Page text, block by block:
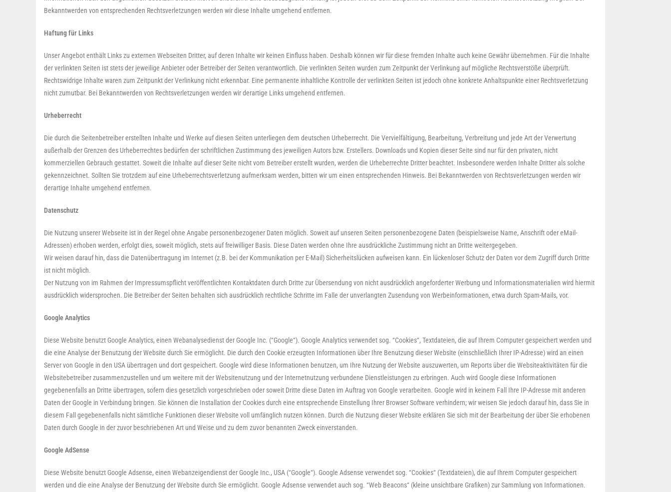
Bekanntwerden von entsprechenden Rechtsverletzungen werden wir diese Inhalte umgehend entfernen.
Haftung für Links
Unser Angebot enthält Links zu externen Webseiten Dritter, auf deren Inhalte wir keinen Einfluss haben. Deshalb können wir für diese fremden Inhalte auch keine Gewähr übernehmen. Für die Inhalte
der verlinkten Seiten ist stets der jeweilige Anbieter oder Betreiber der Seiten verantwortlich. Die verlinkten Seiten wurden zum Zeitpunkt der Verlinkung auf mögliche Rechtsverstöße überprüft.
Rechtswidrige Inhalte waren zum Zeitpunkt der Verlinkung nicht erkennbar. Eine permanente inhaltliche Kontrolle der verlinkten Seiten ist jedoch ohne konkrete Anhaltspunkte einer Rechtsverletzung
nicht zumutbar. Bei Bekanntwerden von Rechtsverletzungen werden wir derartige Links umgehend entfernen.
Urheberrecht
Die durch die Seitenbetreiber erstellten Inhalte und Werke auf diesen Seiten unterliegen dem deutschen Urheberrecht. Die Vervielfältigung, Bearbeitung, Verbreitung und jede Art der Verwertung
außerhalb der Grenzen des Urheberrechtes bedürfen der schriftlichen Zustimmung des jeweiligen Autors bzw. Erstellers. Downloads und Kopien dieser Seite sind nur für den privaten, nicht
kommerziellen Gebrauch gestattet. Soweit die Inhalte auf dieser Seite nicht vom Betreiber erstellt wurden, werden die Urheberrechte Dritter beachtet. Insbesondere werden Inhalte Dritter als solche
gekennzeichnet. Sollten Sie trotzdem auf eine Urheberrechtsverletzung aufmerksam werden, bitten wir um einen entsprechenden Hinweis. Bei Bekanntwerden von Rechtsverletzungen werden wir
derartige Inhalte umgehend entfernen.
Datenschutz
Die Nutzung unserer Webseite ist in der Regel ohne Angabe personenbezogener Daten möglich. Soweit auf unseren Seiten personenbezogene Daten (beispielsweise Name, Anschrift oder eMail-
Adressen) erhoben werden, erfolgt dies, soweit möglich, stets auf freiwilliger Basis. Diese Daten werden ohne Ihre ausdrückliche Zustimmung nicht an Dritte weitergegeben.
Wir weisen darauf hin, dass die Datenübertragung im Internet (z.B. bei der Kommunikation per E-Mail) Sicherheitslücken aufweisen kann. Ein lückenloser Schutz der Daten vor dem Zugriff durch Dritte
ist nicht möglich.
Der Nutzung von im Rahmen der Impressumspflicht veröffentlichten Kontaktdaten durch Dritte zur Übersendung von nicht ausdrücklich angeforderter Werbung und Informationsmaterialien wird hiermit
ausdrücklich widersprochen. Die Betreiber der Seiten behalten sich ausdrücklich rechtliche Schritte im Falle der unverlangten Zusendung von Werbeinformationen, etwa durch Spam-Mails, vor.
Google Analytics
Diese Website benutzt Google Analytics, einen Webanalysedienst der Google Inc. (“Google“). Google Analytics verwendet sog. “Cookies“, Textdateien, die auf Ihrem Computer gespeichert werden und
die eine Analyse der Benutzung der Website durch Sie ermöglicht. Die durch den Cookie erzeugten Informationen über Ihre Benutzung dieser Website (einschließlich Ihrer IP-Adresse) wird an einen
Server von Google in den USA übertragen und dort gespeichert. Google wird diese Informationen benutzen, um Ihre Nutzung der Website auszuwerten, um Reports über die Websiteaktivitäten für die
Websitebetreiber zusammenzustellen und um weitere mit der Websitenutzung und der Internetnutzung verbundene Dienstleistungen zu erbringen. Auch wird Google diese Informationen
gegebenenfalls an Dritte übertragen, sofern dies gesetzlich vorgeschrieben oder soweit Dritte diese Daten im Auftrag von Google verarbeiten. Google wird in keinem Fall Ihre IP-Adresse mit anderen
Daten der Google in Verbindung bringen. Sie können die Installation der Cookies durch eine entsprechende Einstellung Ihrer Browser Software verhindern; wir weisen Sie jedoch darauf hin, dass Sie in
diesem Fall gegebenenfalls nicht sämtliche Funktionen dieser Website voll umfänglich nutzen können. Durch die Nutzung dieser Website erklären Sie sich mit der Bearbeitung der über Sie erhobenen
Daten durch Google in der zuvor beschriebenen Art und Weise und zu dem zuvor benannten Zweck einverstanden.
Google AdSense
Diese Website benutzt Google Adsense, einen Webanzeigendienst der Google Inc., USA (“Google“). Google Adsense verwendet sog. “Cookies“ (Textdateien), die auf Ihrem Computer gespeichert
werden und die eine Analyse der Benutzung der Website durch Sie ermöglicht. Google Adsense verwendet auch sog. “Web Beacons“ (kleine unsichtbare Grafiken) zur Sammlung von Informationen.